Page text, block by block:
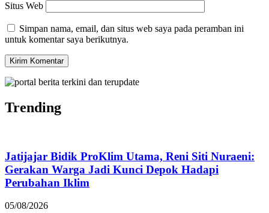
Situs Web
Simpan nama, email, dan situs web saya pada peramban ini
untuk komentar saya berikutnya.
Trending
Jatijajar Bidik ProKlim Utama, Reni Siti Nuraeni:
Gerakan Warga Jadi Kunci Depok Hadapi
Perubahan Iklim
05/08/2026